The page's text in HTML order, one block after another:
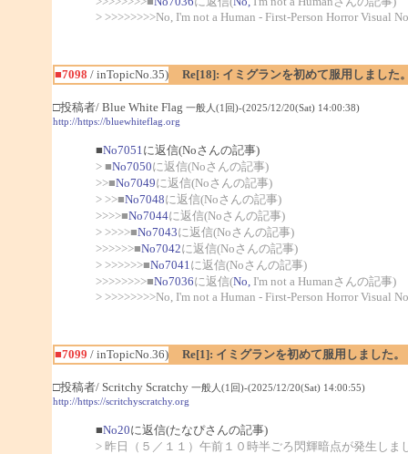
> >>>>>>>>No, I'm not a Human - First-Person Horror Visual
■7098 / inTopicNo.35) Re[18]: イミグランを初めて服用しました
□投稿者/ Blue White Flag 一般人(1回)-(2025/12/20(Sat) 14:00:38)
http://https://bluewhiteflag.org
■No7051 に返信(Noさんの記事)
> ■No7050に返信(Noさんの記事)
>>■No7049に返信(Noさんの記事)
> >>■No7048に返信(Noさんの記事)
>>>>■No7044に返信(Noさんの記事)
> >>>>■No7043に返信(Noさんの記事)
>>>>>>■No7042に返信(Noさんの記事)
> >>>>>>■No7041 に返信(Noさんの記事)
>>>>>>>>■No7036に返信(No, I'm not a Humanさんの記事)
> >>>>>>>>No, I'm not a Human - First-Person Horror Visual
■7099 / inTopicNo.36) Re[1]: イミグランを初めて服用しました。
□投稿者/ Scritchy Scratchy 一般人(1回)-(2025/12/20(Sat) 14:00:55)
http://https://scritchyscratchy.org
■No20に返信(たなぴさんの記事)
> 昨日（５／１１）午前１０時半ごろ閃輝暗点が発生しま